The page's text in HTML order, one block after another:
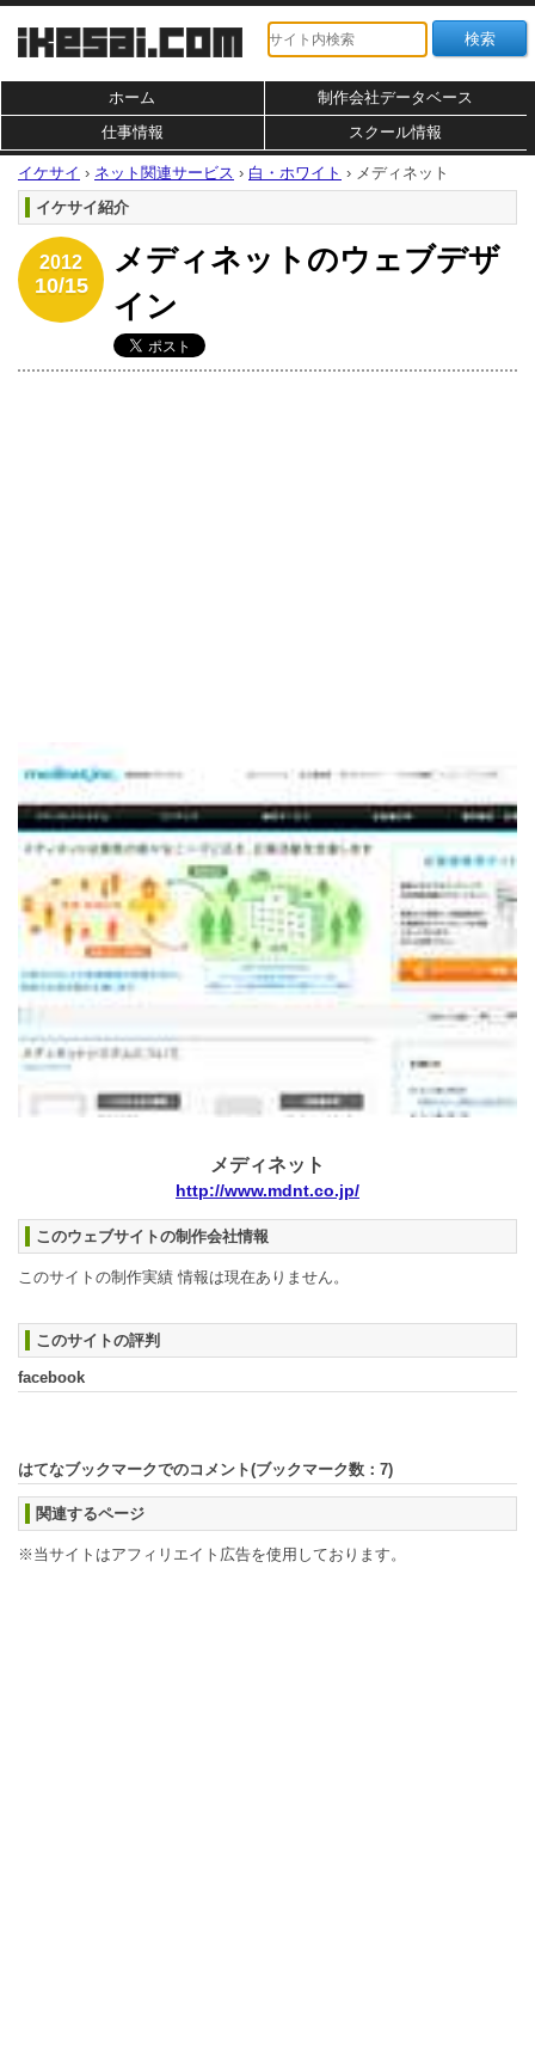
ホーム
制作会社データベース
仕事情報
スクール情報
イケサイ › ネット関連サービス › 白・ホワイト › メディネット
イケサイ紹介
2012
10/15
メディネットのウェブデザ
イン
メディネット
http://www.mdnt.co.jp/
このウェブサイトの制作会社情報
このサイトの制作実績 情報は現在ありません。
このサイトの評判
facebook
はてなブックマークでのコメント(ブックマーク数： 7)
関連するページ
※当サイトはアフィリエイト広告を使用しております。